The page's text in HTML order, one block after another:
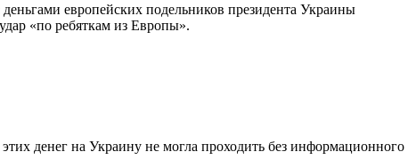
европейских подельников президента Украины
«по ребяткам из Европы».
денег на Украину не могла проходить без информационного